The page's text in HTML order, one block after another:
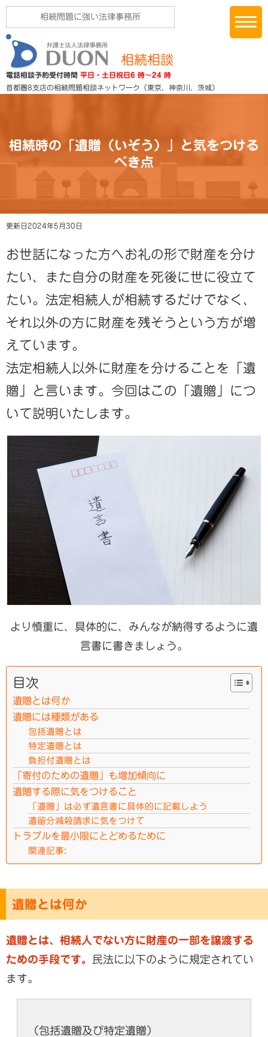
相続問題に強い法律事務所
相続相談
電話相談予約受付時間 平日・土日祝日6 時～24 時
首都圏8支店の相続問題相談ネットワーク （東京、神奈川、茨城）
相続時の「遺贈（いぞう）」と気をつける
べき点
更新日2024年5月30日
お世話になった方へお礼の形で財産を分け
たい、また自分の財産を死後に世に役立て
たい。法定相続人が相続するだけでなく、
それ以外の方に財産を残そうという方が増
えています。
法定相続人以外に財産を分けることを「遺
贈」と言います。今回はこの「遺贈」につ
いて説明いたします。
より慎重に、具体的に、みんなが納得するように遺
言書に書きましょう。
目次
遺贈とは何か
遺贈には種類がある
包括遺贈とは
特定遺贈とは
負担付遺贈とは
「寄付のための遺贈」も増加傾向に
遺贈する際に気をつけること
「遺贈」は必ず遺言書に具体的に記載しよう
遺留分減殺請求に気をつけて
トラブルを最小限にとどめるために
関連記事:
遺贈とは何か
遺贈とは、相続人でない方に財産の一部を譲渡する
ための手段です。
民法に以下のように規定されてい
ます。
（包括遺贈及び特定遺贈）